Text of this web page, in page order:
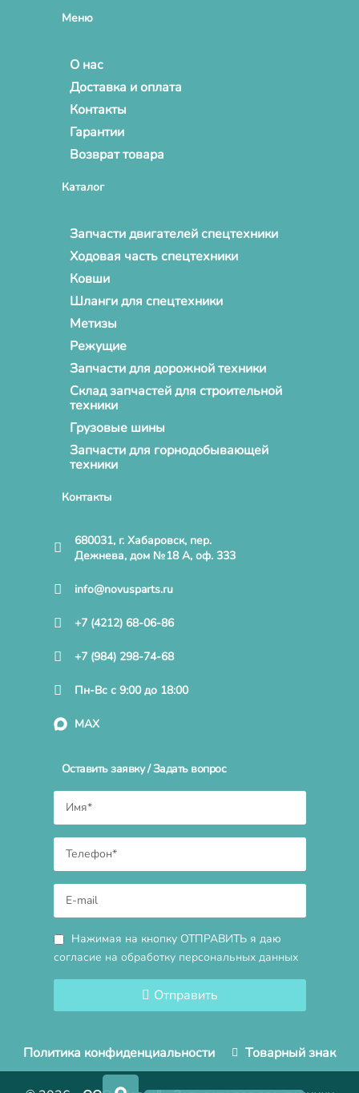
Меню
О нас
Доставка и оплата
Контакты
Гарантии
Возврат товара
Каталог
Запчасти двигателей спецтехники
Ходовая часть спецтехники
Ковши
Шланги для спецтехники
Метизы
Режущие
Запчасти для дорожной техники
Склад запчастей для строительной
техники
Грузовые шины
Запчасти для горнодобывающей
техники
Контакты
680031, г. Хабаровск, пер.
Дежнева, дом №18 А, оф. 333
info@novusparts.ru
+7 (4212) 68-06-86
+7 (984) 298-74-68
Пн-Вс с 9:00 до 18:00
MAX
Оставить заявку / Задать вопрос
Нажимая на кнопку ОТПРАВИТЬ я даю
согласие на обработку персональных данных
Отправить
Политика конфиденциальности Товарный знак